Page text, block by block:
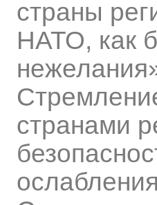
страны
НАТО, как
странами